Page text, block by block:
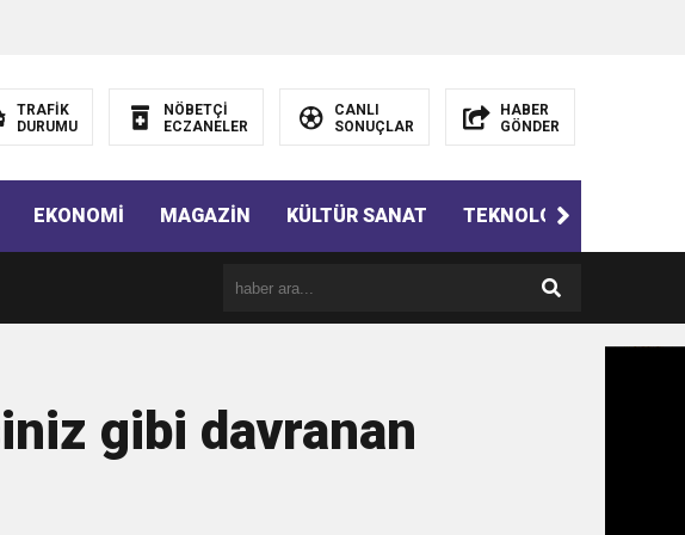
TRAFİK
DURUMU
NÖBETÇİ
ECZANELER
CANLI
SONUÇLAR
HABER
GÖNDER
EKONOMİ MAGAZİN KÜLTÜR SANAT TEKNOLOJİ
gibi davranan